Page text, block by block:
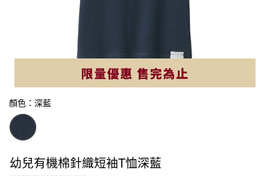
顏色：深藍
幼兒有機棉針織短袖T恤深藍